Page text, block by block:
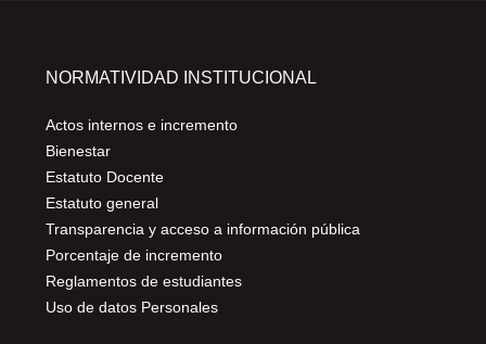
NORMATIVIDAD INSTITUCIONAL
Actos internos e incremento
Bienestar
Estatuto Docente
Estatuto general
Transparencia y acceso a información pública
Porcentaje de incremento
Reglamentos de estudiantes
Uso de datos Personales